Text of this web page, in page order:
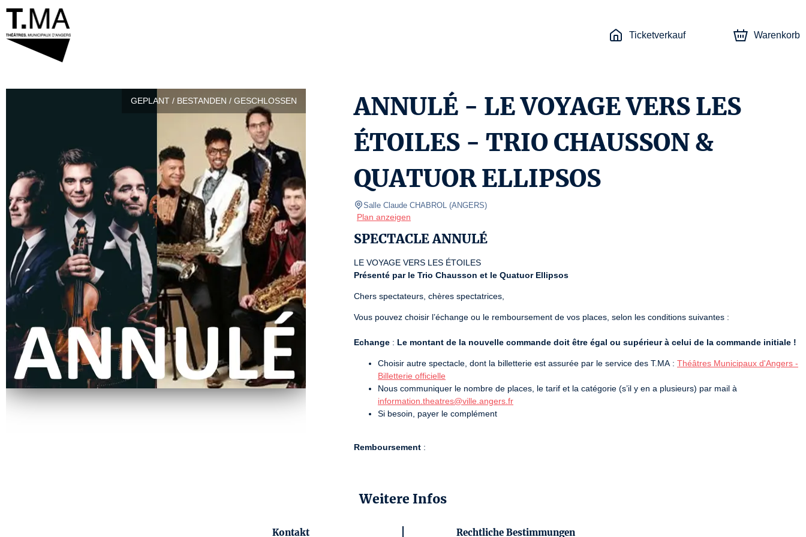
Ticketverkauf Warenkorb
GEPLANT / BESTANDEN / GESCHLOSSEN
ANNULÉ - LE VOYAGE VERS LES
ÉTOILES - TRIO CHAUSSON &
QUATUOR ELLIPSOS
Salle Claude CHABROL (ANGERS)
Plan anzeigen
SPECTACLE ANNULÉ
Présenté par le Trio Chausson et le Quatuor Ellipsos
Chers spectateurs, chères spectatrices,
Vous pouvez choisir l’échange ou le remboursement de vos places, selon les conditions suivantes :
Echange : Le montant de la nouvelle commande doit être égal ou supérieur à celui de la commande initiale !
Choisir autre spectacle, dont la billetterie est assurée par le service des T.MA : Théâtres Municipaux d'Angers -
Billetterie officielle
Nous communiquer le nombre de places, le tarif et la catégorie (s’il y en a plusieurs) par mail à
information.theatres@ville.angers.fr
Si besoin, payer le complément
Remboursement :
Ralliement (ouverte du mardi au samedi de 13h30 à 18h)
Nous vous renouvelons nos excuses pour ce désagrément et vous remercions pour votre retour rapide.
Weitere Infos
Kontakt Rechtliche Bestimmungen